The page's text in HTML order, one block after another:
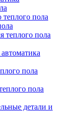
пола
теплого пола
пола
пола
детали и